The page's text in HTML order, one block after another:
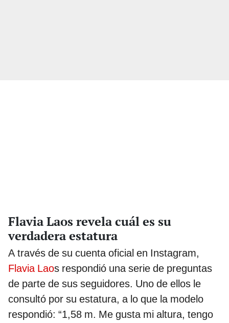
Flavia Laos revela cuál es su
verdadera estatura
A través de su cuenta oficial en Instagram,
Flavia Laos respondió una serie de preguntas
de parte de sus seguidores. Uno de ellos le
consultó por su estatura, a lo que la modelo
respondió: “1,58 m. Me gusta mi altura, tengo